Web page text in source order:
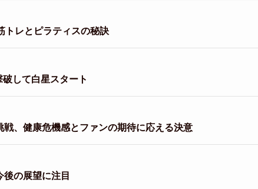
トレとピラティスの秘訣
して白星スタート
、健康危機感とファンの期待に応える決意
の展望に注目